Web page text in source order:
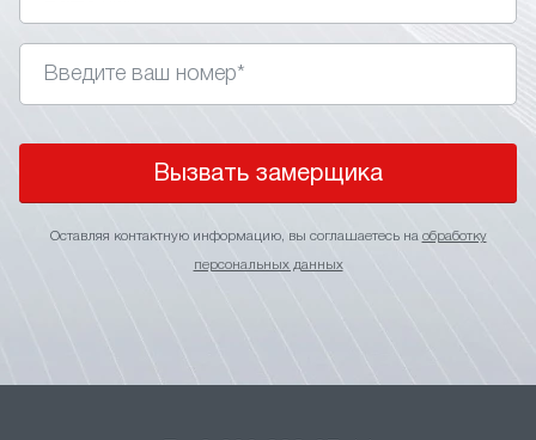
Вызвать замерщика
Оставляя контактную информацию, вы соглашаетесь на обработку
персональных данных